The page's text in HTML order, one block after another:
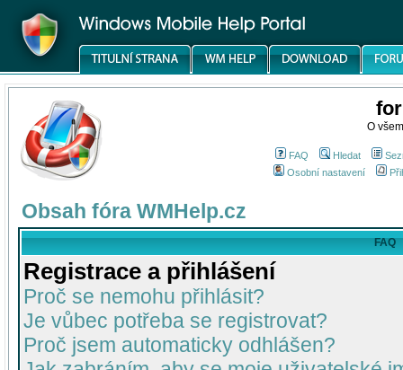
O
FAQ Hledat
Osobní nastavení
Obsah fóra WMHelp.cz
FAQ
Registrace a přihlášení
Proč se nemohu přihlásit?
Je vůbec potřeba se registrovat?
Proč jsem automaticky odhlášen?